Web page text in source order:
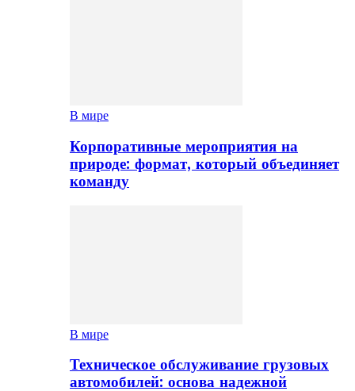
В мире
Корпоративные мероприятия на
природе: формат, который объединяет
команду
В мире
Техническое обслуживание грузовых
автомобилей: основа надежной